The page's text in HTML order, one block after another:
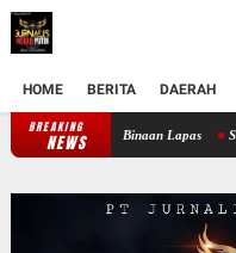
HOME BERITA DAERAH
BREAKING
NEWS
Binaan Lapas Sigap &